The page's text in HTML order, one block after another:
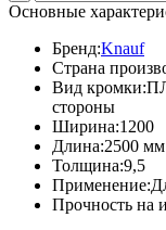
Основные
Бренд:Knauf
Страна
Вид кромки:
стороны
Ширина:1200
Длина:2500 мм
Толщина:9,5
Применение:
Прочность на